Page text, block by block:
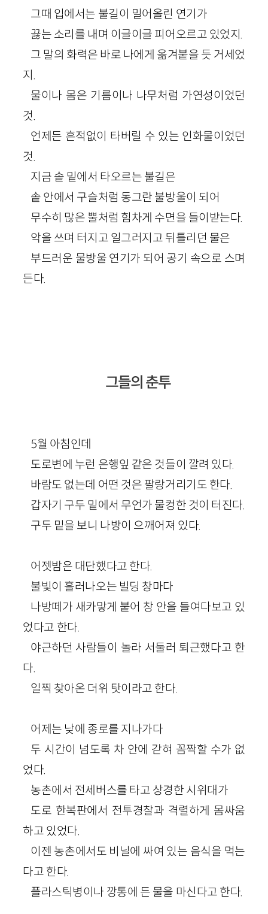
그때 입에서는 불길이 밀어올린 연기가
끓는 소리를 내며 이글이글 피어오르고 있었지.
그 말의 화력은 바로 나에게 옮겨붙을 듯 거세었
지.
물이나 몸은 기름이나 나무처럼 가연성이었던
것.
언제든 흔적없이 타버릴 수 있는 인화물이었던
것.
지금 솥 밑에서 타오르는 불길은
솥 안에서 구슬처럼 동그란 불방울이 되어
무수히 많은 뿔처럼 힘차게 수면을 들이받는다.
악을 쓰며 터지고 일그러지고 뒤틀리던 물은
부드러운 물방울 연기가 되어 공기 속으로 스며
든다.
그들의 춘투
5월 아침인데
도로변에 누런 은행잎 같은 것들이 깔려 있다.
바람도 없는데 어떤 것은 팔랑거리기도 한다.
갑자기 구두 밑에서 무언가 물컹한 것이 터진다.
구두 밑을 보니 나방이 으깨어져 있다.
어젯밤은 대단했다고 한다.
불빛이 흘러나오는 빌딩 창마다
나방떼가 새카맣게 붙어 창 안을 들여다보고 있
었다고 한다.
야근하던 사람들이 놀라 서둘러 퇴근했다고 한
다.
일찍 찾아온 더위 탓이라고 한다.
어제는 낮에 종로를 지나가다
두 시간이 넘도록 차 안에 갇혀 꼼짝할 수가 없
었다.
농촌에서 전세버스를 타고 상경한 시위대가
도로 한복판에서 전투경찰과 격렬하게 몸싸움
하고 있었다.
이젠 농촌에서도 비닐에 싸여 있는 음식을 먹는
다고 한다.
플라스틱병이나 깡통에 든 물을 마신다고 한다.